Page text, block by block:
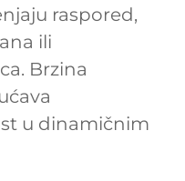
raspored,
ili
Brzina
u dinamičnim